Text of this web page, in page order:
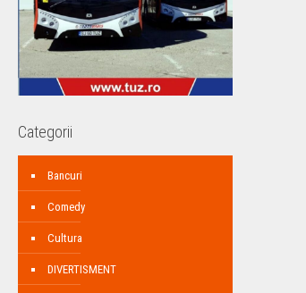
Categorii
Bancuri
Comedy
Cultura
DIVERTISMENT